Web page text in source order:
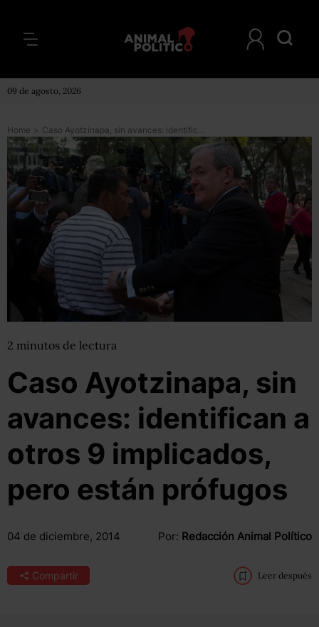
09 de agosto, 2026
Home > Caso Ayotzinapa, sin avances: identifican a otros 9 implicados, pero están prófugos
2 minutos de lectura
Caso Ayotzinapa, sin
avances: identifican a
otros 9 implicados,
pero están prófugos
04 de diciembre, 2014 Por: Redacción Animal Político
Compartir Leer después